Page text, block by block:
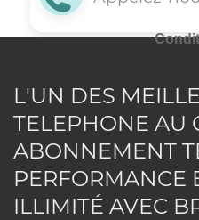
L'UN DES
TELEPHONE AU
ABONNEMENT
PERFORMANCE
ILLIMITÉ AVEC
en envoyant
pour le
notre rubrique